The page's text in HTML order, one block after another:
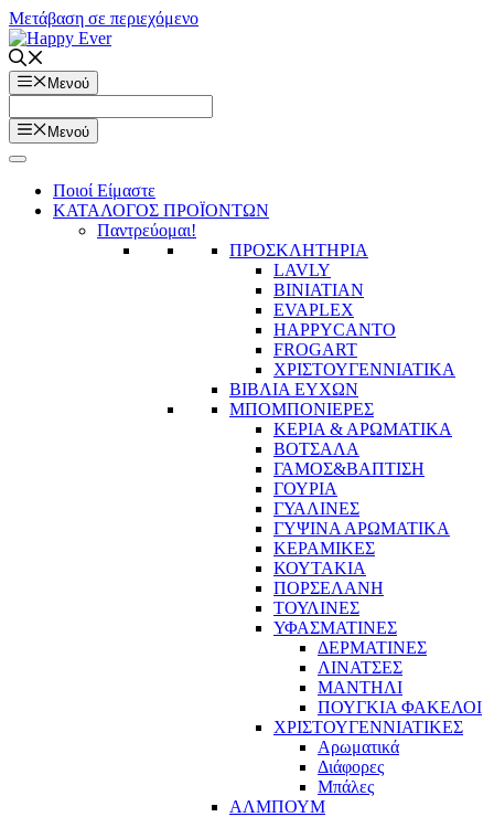
Μετάβαση σε περιεχόμενο
Μενού
Μενού
Ποιοί Είμαστε
ΚΑΤΑΛΟΓΟΣ ΠΡΟΪΟΝΤΩΝ
Παντρεύομαι!
ΠΡΟΣΚΛΗΤΗΡΙΑ
LAVLY
BINIATIAN
EVAPLEX
HAPPYCANTO
FROGART
ΧΡΙΣΤΟΥΓΕΝΝΙΑΤΙΚΑ
ΒΙΒΛΙΑ ΕΥΧΩΝ
ΜΠΟΜΠΟΝΙΕΡΕΣ
ΚΕΡΙΑ & ΑΡΩΜΑΤΙΚΑ
ΒΟΤΣΑΛΑ
ΓΑΜΟΣ&ΒΑΠΤΙΣΗ
ΓΟΥΡΙΑ
ΓΥΑΛΙΝΕΣ
ΓΥΨΙΝΑ ΑΡΩΜΑΤΙΚΑ
ΚΕΡΑΜΙΚΕΣ
ΚΟΥΤΑΚΙΑ
ΠΟΡΣΕΛΑΝΗ
ΤΟΥΛΙΝΕΣ
ΥΦΑΣΜΑΤΙΝΕΣ
ΔΕΡΜΑΤΙΝΕΣ
ΛΙΝΑΤΣΕΣ
ΜΑΝΤΗΛΙ
ΠΟΥΓΚΙΑ ΦΑΚΕΛΟΙ
ΧΡΙΣΤΟΥΓΕΝΝΙΑΤΙΚΕΣ
Αρωματικά
Διάφορες
Μπάλες
ΑΛΜΠΟΥΜ